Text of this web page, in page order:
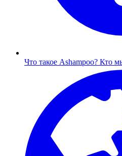
Что такое Ashampoo? Кто